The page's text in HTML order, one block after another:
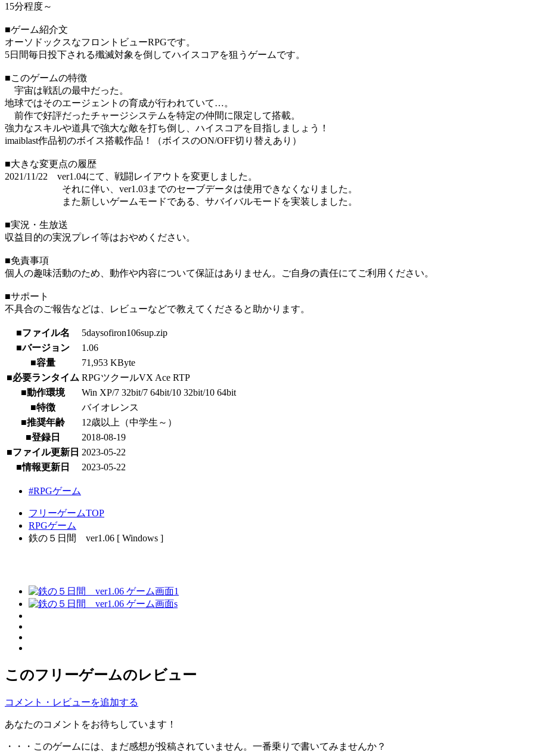
15分程度～
■ゲーム紹介文
オーソドックスなフロントビューRPGです。
5日間毎日投下される殲滅対象を倒してハイスコアを狙うゲームです。
■このゲームの特徴
宇宙は戦乱の最中だった。
地球ではそのエージェントの育成が行われていて…。
前作で好評だったチャージシステムを特定の仲間に限定して搭載。
強力なスキルや道具で強大な敵を打ち倒し、ハイスコアを目指しましょう！
imaiblast作品初のボイス搭載作品！（ボイスのON/OFF切り替えあり）
■大きな変更点の履歴
2021/11/22 ver1.04にて、戦闘レイアウトを変更しました。
それに伴い、ver1.03までのセーブデータは使用できなくなりました。
また新しいゲームモードである、サバイバルモードを実装しました。
■実況・生放送
収益目的の実況プレイ等はおやめください。
■免責事項
個人の趣味活動のため、動作や内容について保証はありません。ご自身の責任にてご利用ください。
■サポート
不具合のご報告などは、レビューなどで教えてくださると助かります。
■ファイル名
5daysofiron106sup.zip
■バージョン
1.06
■容量
71,953 KByte
■必要ランタイム RPGツクールVX Ace RTP
■動作環境
Win XP/7 32bit/7 64bit/10 32bit/10 64bit
■特徴
バイオレンス
■推奨年齢
12歳以上（中学生～）
■登録日
2018-08-19
■ファイル更新日 2023-05-22
■情報更新日
2023-05-22
#RPGゲーム
フリーゲームTOP
RPGゲーム
鉄の５日間 ver1.06 [ Windows ]
このフリーゲームのレビュー
コメント・レビューを追加する
あなたのコメントをお待ちしています！
・・・このゲームには、まだ感想が投稿されていません。一番乗りで書いてみませんか？